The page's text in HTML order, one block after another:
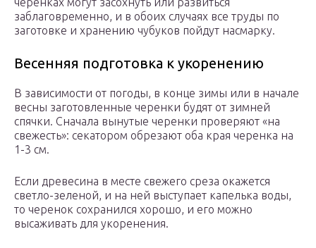
заблаговременно, и в обоих случаях все труды по
заготовке и хранению чубуков пойдут насмарку.
Весенняя подготовка к укоренению
В зависимости от погоды, в конце зимы или в начале
весны заготовленные черенки будят от зимней
спячки. Сначала вынутые черенки проверяют «на
свежесть»: секатором обрезают оба края черенка на
1-3 см.
Если древесина в месте свежего среза окажется
светло-зеленой, и на ней выступает капелька воды,
то черенок сохранился хорошо, и его можно
высаживать для укоренения.